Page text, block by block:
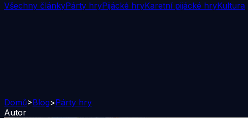
Všechny článkyPárty hryPijácké hryKaretní pijácké hryKultura
Domů>Blog>Párty hry
Autor